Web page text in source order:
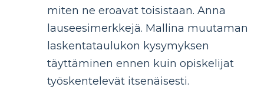
miten ne eroavat toisistaan. Anna
lauseesimerkkejä. Mallina muutaman
laskentataulukon kysymyksen
täyttäminen ennen kuin opiskelijat
työskentelevät itsenäisesti.